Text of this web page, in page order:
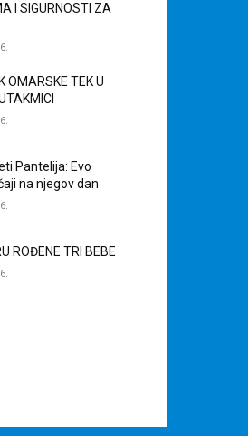
I SIGURNOSTI ZA
OMARSKE TEK U
Pantelija: Evo
na njegov dan
ROĐENE TRI BEBE